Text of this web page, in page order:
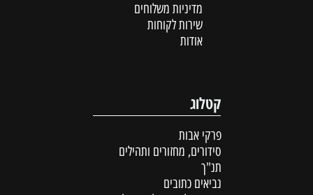
מדיניות משלוחים
שירות לקוחות
אודות
קטלוג
פרקי אבות
סידורים, מחזורים ותהילים
תנ"ך
נביאים כתובים